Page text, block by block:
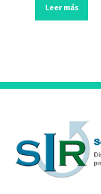
Leer más